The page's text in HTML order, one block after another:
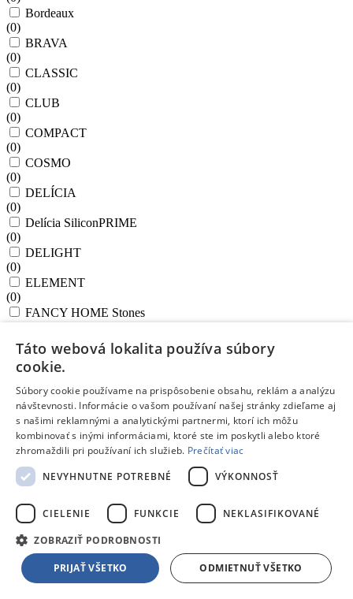
Bordeaux
(0)
BRAVA
(0)
CLASSIC
(0)
CLUB
(0)
COMPACT
(0)
COSMO
(0)
DELÍCIA
(0)
Delícia SiliconPRIME
(0)
DELIGHT
(0)
ELEMENT
(0)
FANCY HOME Stones
(0)
FEELWOOD
)
GrandCHEF
0)
GrandCHEF+
)
HANDY
0)
0)
i-Premium Stone
0)
Ingenio Unlimited
MagicHome
Táto webová lokalita používa súbory
cookie.
Súbory cookie používame na prispôsobenie obsahu, reklám a analýzu
návštevnosti. Informácie o vašom používaní našej stránky zdieľame aj
s našimi reklamnými a analytickými partnermi, ktorí ich môžu
kombinovať s inými informáciami, ktoré ste im poskytli alebo ktoré
zhromaždili pri používaní ich služieb. Prečítať viac
NEVYHNUTNE POTREBNÉ
VÝKONNOSŤ
CIELENIE FUNKCIE NEKLASIFIKOVANÉ
ZOBRAZIŤ PODROBNOSTI
PRIJAŤ VŠETKO ODMIETNUŤ VŠETKO